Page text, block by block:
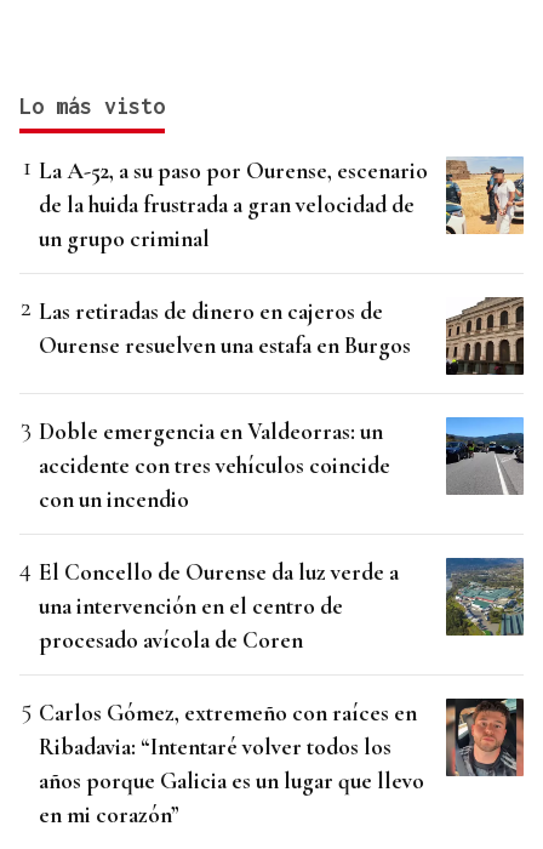
Lo más visto
La A-52, a su paso por Ourense, escenario
de la huida frustrada a gran velocidad de
un grupo criminal
Las retiradas de dinero en cajeros de
Ourense resuelven una estafa en Burgos
Doble emergencia en Valdeorras: un
accidente con tres vehículos coincide
con un incendio
El Concello de Ourense da luz verde a
una intervención en el centro de
procesado avícola de Coren
Carlos Gómez, extremeño con raíces en
Ribadavia: “Intentaré volver todos los
años porque Galicia es un lugar que llevo
en mi corazón”